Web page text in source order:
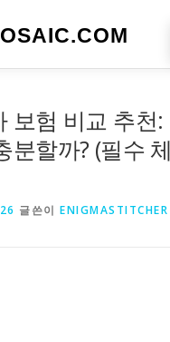
보험 비교 추천:
분할까? (필수
글쓴이 ENIGMASTITCHER